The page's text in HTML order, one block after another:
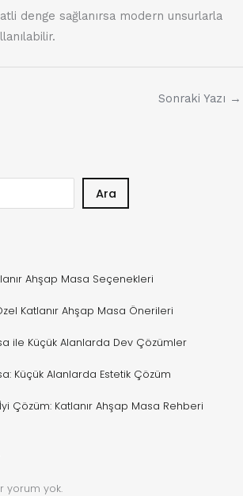
denge sağlanırsa modern unsurlarla
Sonraki Yazı →
Ara
Ahşap Masa Seçenekleri
Katlanır Ahşap Masa Önerileri
ile Küçük Alanlarda Dev Çözümler
Küçük Alanlarda Estetik Çözüm
Çözüm: Katlanır Ahşap Masa Rehberi
yorum yok.